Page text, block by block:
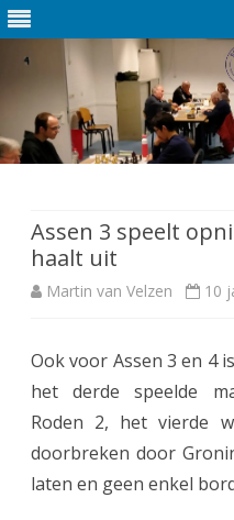
Assen 3 speelt
haalt uit
Martin van Velzen 10
Ook voor Assen 3 en 4
het derde speelde
Roden 2, het vierde
doorbreken door
laten en geen enkel